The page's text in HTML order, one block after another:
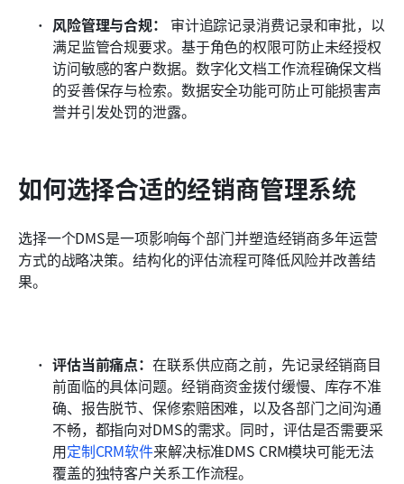
风险管理与合规：
审计追踪记录消费记录和审批，以
满足监管合规要求。基于角色的权限可防止未经授权
访问敏感的客户数据。数字化文档工作流程确保文档
的妥善保存与检索。数据安全功能可防止可能损害声
誉并引发处罚的泄露。
如何选择合适的经销商管理系统
选择一个DMS是一项影响每个部门并塑造经销商多年运营
方式的战略决策。结构化的评估流程可降低风险并改善结
果。
评估当前痛点：在联系供应商之前，先记录经销商目
前面临的具体问题。经销商资金拨付缓慢、库存不准
确、报告脱节、保修索赔困难，以及各部门之间沟通
不畅，都指向对DMS的需求。同时，评估是否需要采
用定制CRM软件来解决标准DMS CRM模块可能无法
覆盖的独特客户关系工作流程。